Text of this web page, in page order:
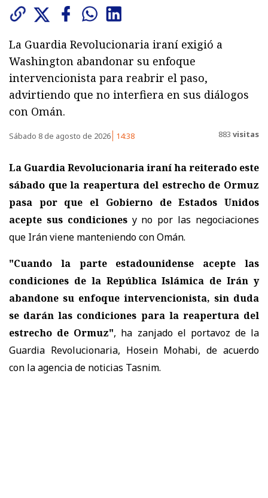
La Guardia Revolucionaria iraní exigió a
Washington abandonar su enfoque
intervencionista para reabrir el paso,
advirtiendo que no interfiera en sus diálogos
con Omán.
Sábado 8 de agosto de 2026 14:38 883 visitas
La Guardia Revolucionaria iraní ha reiterado este
sábado que la reapertura del estrecho de Ormuz
pasa por que el Gobierno de Estados Unidos
acepte sus condicionesy no por las negociaciones
que Irán viene manteniendo con Omán.
"Cuando la parte estadounidense acepte las
condiciones de la República Islámica de Irán y
abandone su enfoque intervencionista, sin duda
se darán las condiciones para la reapertura del
estrecho de Ormuz", ha zanjado el portavoz de la
Guardia Revolucionaria, Hosein Mohabi, de acuerdo
con la agencia de noticias Tasnim.